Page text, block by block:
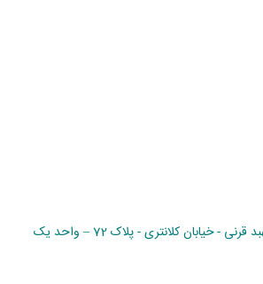
- خیابان کلانتری - پلاک 72 – واحد یک